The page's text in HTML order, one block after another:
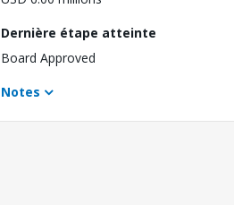
Dernière étape atteinte
Board Approved
Notes